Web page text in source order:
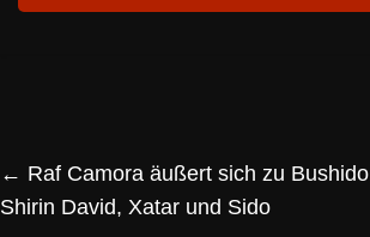
← Raf Camora äußert sich zu
Shirin David, Xatar und Sido